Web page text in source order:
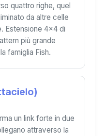
quattro righe, quel
da altre celle
Estensione 4×4 di
più grande
famiglia Fish.
un link forte in due
attraverso la